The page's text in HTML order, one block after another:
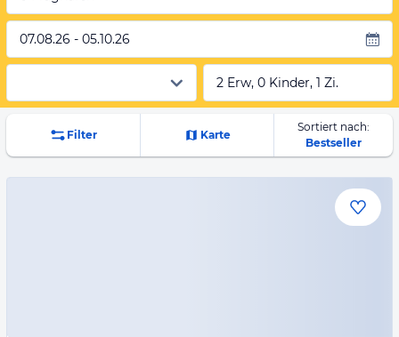
07.08.26 - 05.10.26
2 Erw, 0 Kinder, 1 Zi.
Filter Karte
Sortiert nach:
Bestseller